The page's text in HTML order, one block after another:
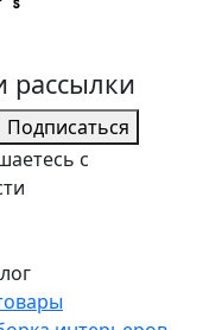
Подписаться
с